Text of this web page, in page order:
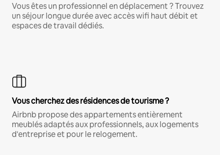
Vous êtes un professionnel en déplacement ? Trouvez
un séjour longue durée avec accès wifi haut débit et
espaces de travail dédiés.
Vous cherchez des résidences de tourisme ?
Airbnb propose des appartements entièrement
meublés adaptés aux professionnels, aux logements
d'entreprise et pour le relogement.